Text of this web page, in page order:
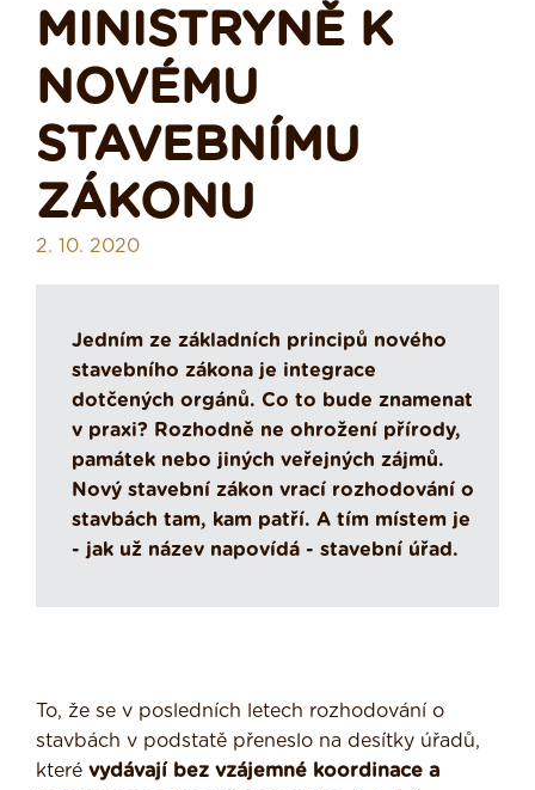
MINISTRYNĚ K
NOVÉMU
STAVEBNÍMU
ZÁKONU
2. 10. 2020
Jedním ze základních principů nového
stavebního zákona je integrace
dotčených orgánů. Co to bude znamenat
v praxi? Rozhodně ne ohrožení přírody,
památek nebo jiných veřejných zájmů.
Nový stavební zákon vrací rozhodování o
stavbách tam, kam patří. A tím místem je
- jak už název napovídá - stavební úřad.
To, že se v posledních letech rozhodování o
stavbách v podstatě přeneslo na desítky úřadů,
které vydávají bez vzájemné koordinace a